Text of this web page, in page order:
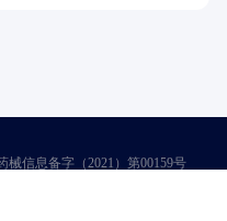
信息备字（2021）第00159号